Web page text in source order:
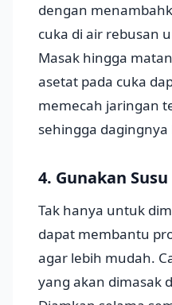
dengan
cuka di air rebusan
Masak hingga
asetat pada cuka
memecah jaringan
sehingga
4. Gunakan
Tak hanya untuk
dapat membantu
agar lebih mudah.
yang akan dimasak